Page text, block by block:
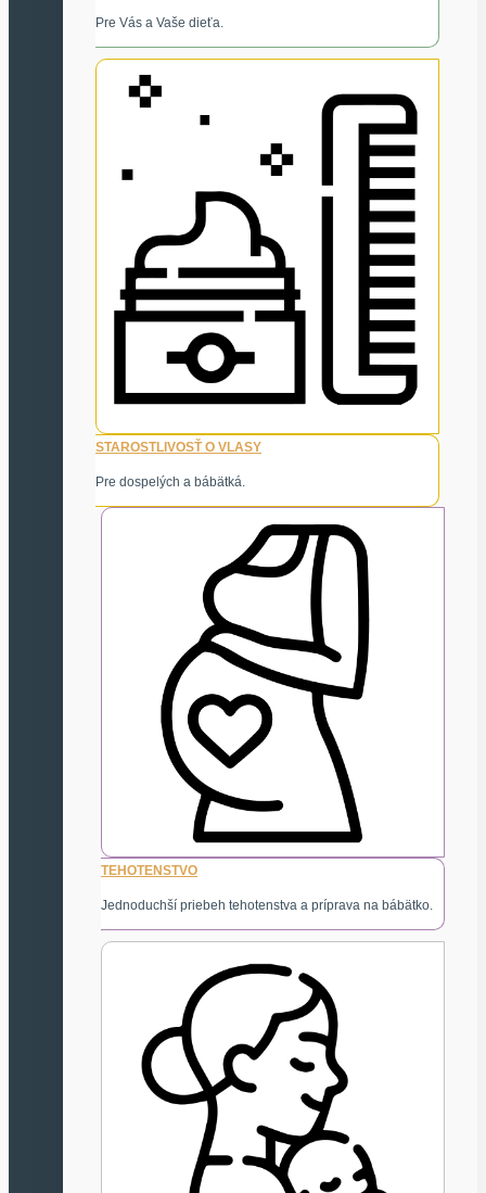
Pre Vás a Vaše dieťa.
STAROSTLIVOSŤ O VLASY
Pre dospelých a bábätká.
TEHOTENSTVO
Jednoduchší priebeh tehotenstva a príprava na bábätko.